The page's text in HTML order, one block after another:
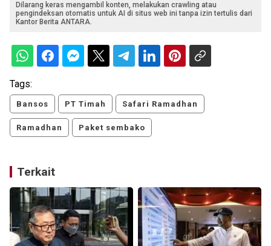
Dilarang keras mengambil konten, melakukan crawling atau
pengindeksan otomatis untuk AI di situs web ini tanpa izin tertulis dari
Kantor Berita ANTARA.
Tags:
Bansos PT Timah Safari Ramadhan
Ramadhan Paket sembako
Terkait